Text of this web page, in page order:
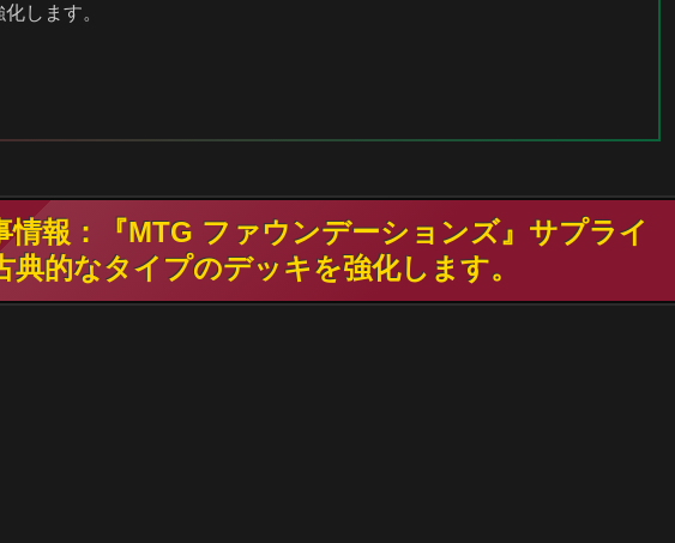
します。
情報：『MTG ファウンデーションズ』サプライ
的なタイプのデッキを強化します。